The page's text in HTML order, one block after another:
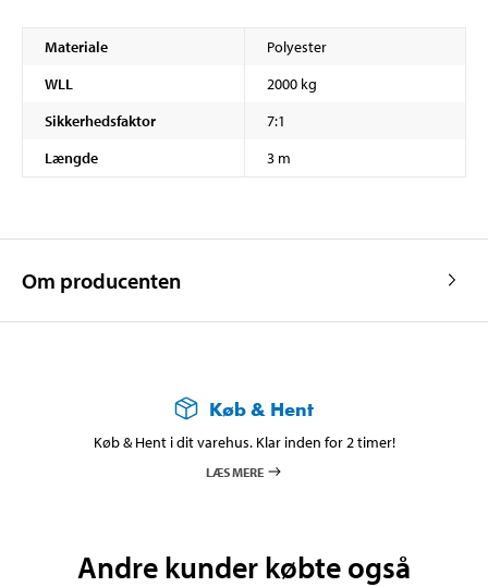
Materiale
Polyester
WLL
2000 kg
Sikkerhedsfaktor
7:1
Længde
3 m
Om producenten
Køb & Hent
Køb & Hent i dit varehus. Klar inden for 2 timer!
LÆS MERE
Andre kunder købte også